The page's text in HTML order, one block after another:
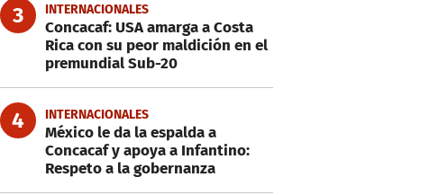
3 INTERNACIONALES
Concacaf: USA amarga a Costa
Rica con su peor maldición en el
premundial Sub-20
4 INTERNACIONALES
México le da la espalda a
Concacaf y apoya a Infantino:
Respeto a la gobernanza